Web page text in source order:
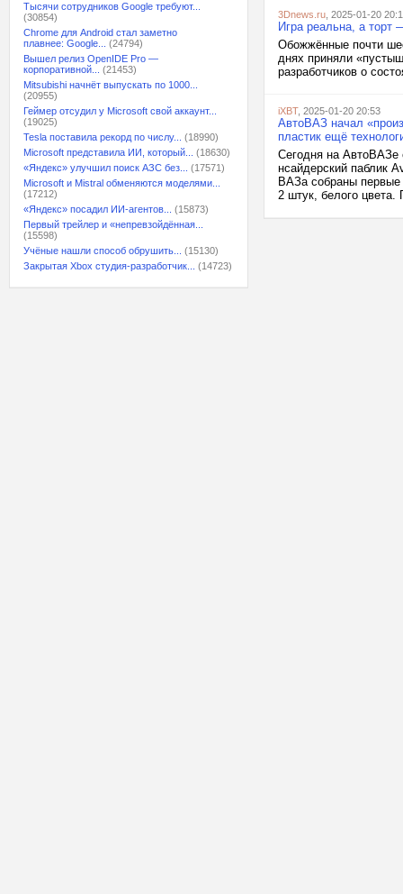
Тысячи сотрудников Google требуют...
(30854)
Chrome для Android стал заметно
плавнее: Google...
(24794)
Вышел релиз OpenIDE Pro —
корпоративной...
(21453)
Mitsubishi начнёт выпускать по 1000...
(20955)
Геймер отсудил у Microsoft свой аккаунт...
(19025)
Tesla поставила рекорд по числу...
(18990)
Microsoft представила ИИ, который...
(18630)
«Яндекс» улучшил поиск АЗС без...
(17571)
Microsoft и Mistral обменяются моделями...
(17212)
«Яндекс» посадил ИИ-агентов...
(15873)
Первый трейлер и «непревзойдённая...
(15598)
Учёные нашли способ обрушить...
(15130)
Закрытая Xbox студия-разработчик...
(14723)
3Dnews.ru , 2025-01-20
Игра реальна, а торт
Обожжённые почти
днях приняли
разработчиков о
iXBT, 2025-01-20 20:53
АвтоВАЗ начал
пластик ещё
Сегодня на АвтоВАЗе
нсайдерский паблик
ВАЗа собраны первые
2 штук, белого цвета.